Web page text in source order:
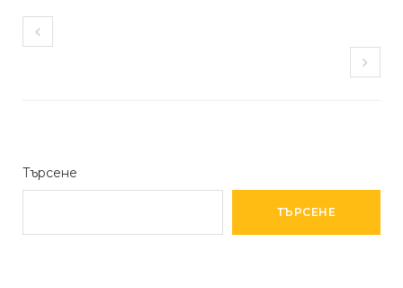
Търсене
ТЪРСЕНЕ